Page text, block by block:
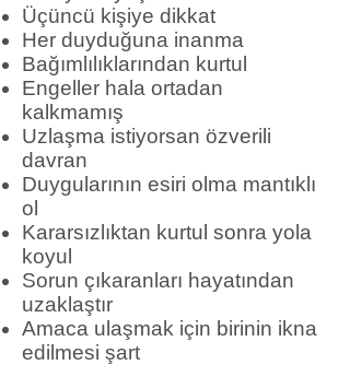
Üçüncü kişiye dikkat
Her duyduğuna inanma
Bağımlılıklarından kurtul
Engeller hala ortadan
kalkmamış
Uzlaşma istiyorsan özverili
davran
Duygularının esiri olma mantıklı
ol
Kararsızlıktan kurtul sonra yola
koyul
Sorun çıkaranları hayatından
uzaklaştır
Amaca ulaşmak için birinin ikna
edilmesi şart